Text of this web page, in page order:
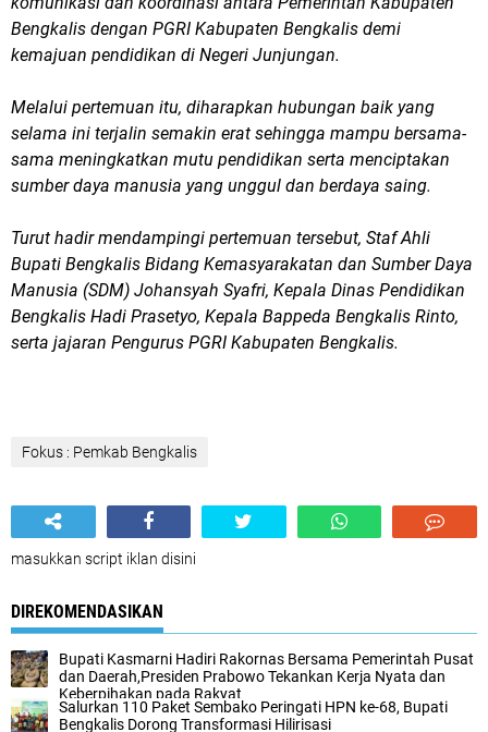
Bengkalis dengan PGRI Kabupaten Bengkalis demi
kemajuan pendidikan di Negeri Junjungan.
Melalui pertemuan itu, diharapkan hubungan baik yang
selama ini terjalin semakin erat sehingga mampu bersama-
sama meningkatkan mutu pendidikan serta menciptakan
sumber daya manusia yang unggul dan berdaya saing.
Turut hadir mendampingi pertemuan tersebut, Staf Ahli
Bupati Bengkalis Bidang Kemasyarakatan dan Sumber Daya
Manusia (SDM) Johansyah Syafri, Kepala Dinas Pendidikan
Bengkalis Hadi Prasetyo, Kepala Bappeda Bengkalis Rinto,
serta jajaran Pengurus PGRI Kabupaten Bengkalis.
Fokus : Pemkab Bengkalis
masukkan script iklan disini
DIREKOMENDASIKAN
Bupati Kasmarni Hadiri Rakornas Bersama Pemerintah Pusat
dan Daerah,Presiden Prabowo Tekankan Kerja Nyata dan
Keberpihakan pada Rakyat
Salurkan 110 Paket Sembako Peringati HPN ke-68, Bupati
Bengkalis Dorong Transformasi Hilirisasi